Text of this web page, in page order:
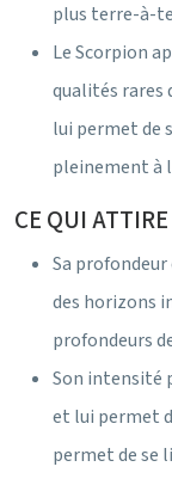
plus terre-à-
Le Scorpion
qualités rares
lui permet de
pleinement à
CE QUI
Sa
des horizons
profondeurs
Son intensité
et lui permet
permet de se